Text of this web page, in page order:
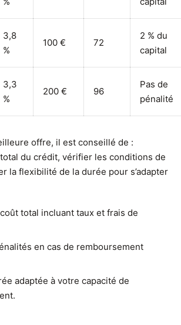
3,8
%
100 € 72
2 % du
capital
3,3
%
200 € 96
Pas de
pénalité
offre, il est conseillé de :
du crédit, vérifier les conditions de
la flexibilité de la durée pour s’adapter
total incluant taux et frais de
en cas de remboursement
adaptée à votre capacité de